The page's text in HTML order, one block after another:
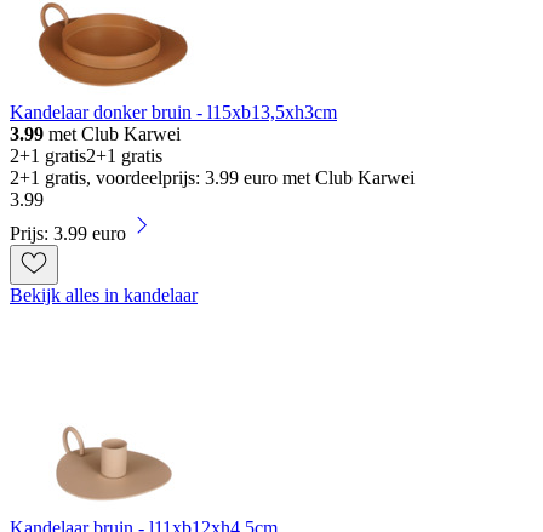
Kandelaar donker bruin - l15xb13,5xh3cm
3.99 met Club Karwei
2+1 gratis2+1 gratis
2+1 gratis, voordeelprijs: 3.99 euro met Club Karwei
3.99
Prijs: 3.99 euro
Bekijk alles in kandelaar